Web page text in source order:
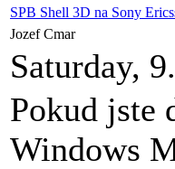
SPB Shell 3D na Sony
Jozef Cmar
Saturday,
Pokud jste
Windows